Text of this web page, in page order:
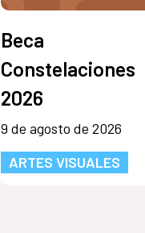
Beca
Constelaciones
2026
9 de agosto de 2026
ARTES VISUALES